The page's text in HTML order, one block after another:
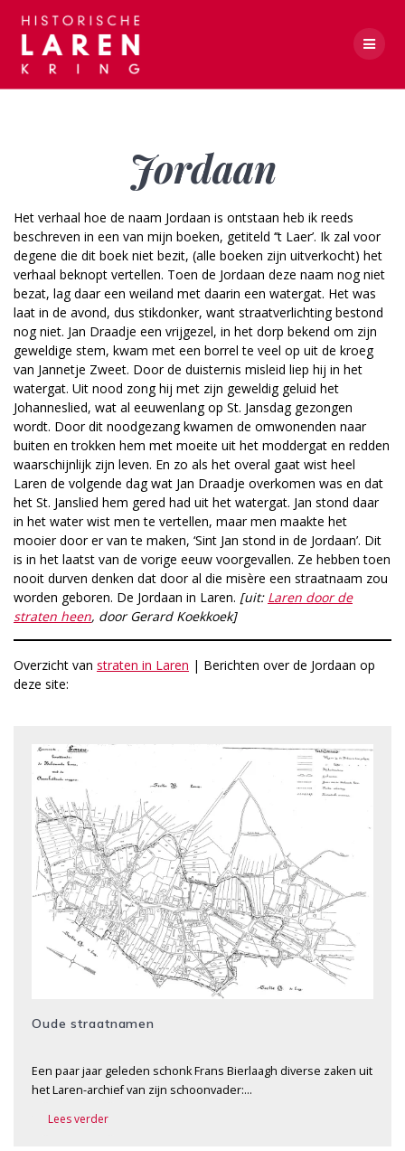
Jordaan
Het verhaal hoe de naam Jordaan is ontstaan heb ik reeds
beschreven in een van mijn boeken, getiteld ‘’t Laer’. Ik zal voor
degene die dit boek niet bezit, (alle boeken zijn uitverkocht) het
verhaal beknopt vertellen. Toen de Jordaan deze naam nog niet
bezat, lag daar een weiland met daarin een watergat. Het was
laat in de avond, dus stikdonker, want straatverlichting bestond
nog niet. Jan Draadje een vrijgezel, in het dorp bekend om zijn
geweldige stem, kwam met een borrel te veel op uit de kroeg
van Jannetje Zweet. Door de duisternis misleid liep hij in het
watergat. Uit nood zong hij met zijn geweldig geluid het
Johanneslied, wat al eeuwenlang op St. Jansdag gezongen
wordt. Door dit noodgezang kwamen de omwonenden naar
buiten en trokken hem met moeite uit het moddergat en redden
waarschijnlijk zijn leven. En zo als het overal gaat wist heel
Laren de volgende dag wat Jan Draadje overkomen was en dat
het St. Janslied hem gered had uit het watergat. Jan stond daar
in het water wist men te vertellen, maar men maakte het
mooier door er van te maken, ‘Sint Jan stond in de Jordaan’. Dit
is in het laatst van de vorige eeuw voorgevallen. Ze hebben toen
nooit durven denken dat door al die misère een straatnaam zou
worden geboren. De Jordaan in Laren. [uit: Laren door de
straten heen, door Gerard Koekkoek]
Overzicht van straten in Laren | Berichten over de Jordaan op
deze site:
Oude straatnamen
Een paar jaar geleden schonk Frans Bierlaagh diverse zaken uit
het Laren-archief van zijn schoonvader:…
Lees verder